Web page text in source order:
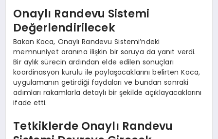
Onaylı Randevu Sistemi
Değerlendirilecek
Bakan Koca, Onaylı Randevu Sistemi’ndeki
memnuniyet oranına ilişkin bir soruya da yanıt verdi.
Bir aylık sürecin ardından elde edilen sonuçları
koordinasyon kurulu ile paylaşacaklarını belirten Koca,
uygulamanın getirdiği faydaları ve bundan sonraki
adımları rakamlarla detaylı bir şekilde açıklayacaklarını
ifade etti.
Tetkiklerde Onaylı Randevu